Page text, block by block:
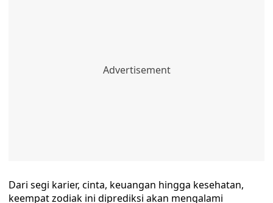
Dari segi karier, cinta, keuangan hingga kesehatan,
keempat zodiak ini diprediksi akan mengalami